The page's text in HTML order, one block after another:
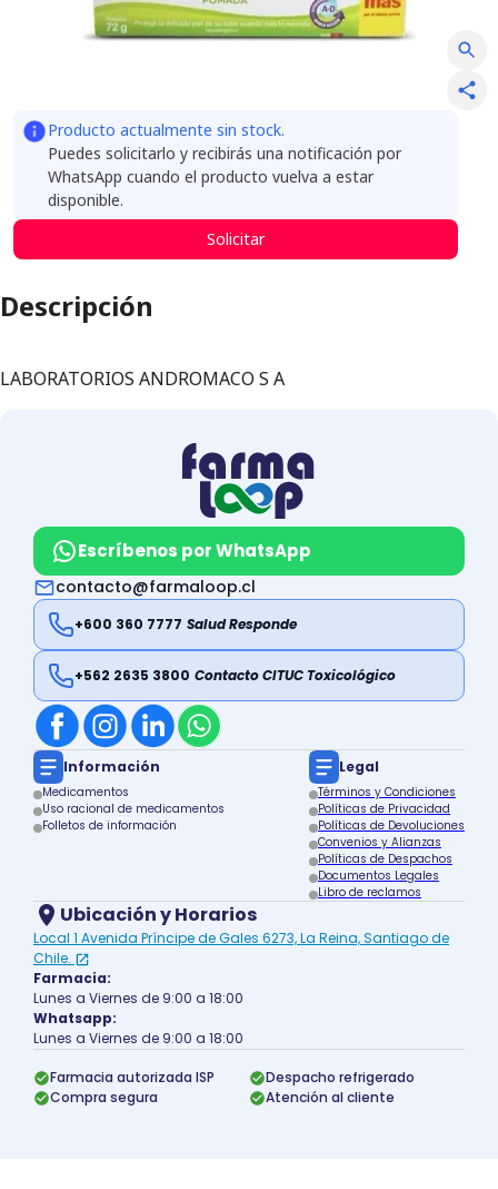
Producto actualmente sin stock.
Puedes solicitarlo y recibirás una notificación por
WhatsApp cuando el producto vuelva a estar
disponible.
Solicitar
Descripción
LABORATORIOS ANDROMACO S A
Escríbenos por WhatsApp
contacto@farmaloop.cl
+600 360 7777 Salud Responde
+562 2635 3800 Contacto CITUC Toxicológico
Información
Medicamentos
Uso racional de medicamentos
Folletos de información
Legal
Términos y Condiciones
Políticas de Privacidad
Políticas de Devoluciones
Convenios y Alianzas
Políticas de Despachos
Documentos Legales
Libro de reclamos
Ubicación y Horarios
Local 1 Avenida Príncipe de Gales 6273, La Reina, Santiago de
Chile.
Farmacia:
Lunes a Viernes de 9:00 a 18:00
Whatsapp:
Lunes a Viernes de 9:00 a 18:00
Farmacia autorizada ISP
Despacho refrigerado
Compra segura
Atención al cliente